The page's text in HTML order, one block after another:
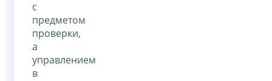
с
предметом
проверки,
а
управлением
в